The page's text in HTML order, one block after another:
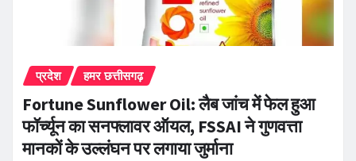
प्रदेश हमर छत्तीसगढ़
Fortune Sunflower Oil: लैब जांच में फेल हुआ
फॉर्च्यून का सनफ्लावर ऑयल, FSSAI ने गुणवत्ता
मानकों के उल्लंघन पर लगाया जुर्माना